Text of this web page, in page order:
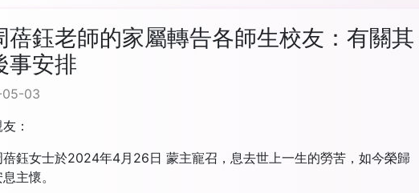
蓓鈺老師的家屬轉告各師生校友：有關其
事安排
03
：
蓓鈺女士於2024年4月26日 蒙主寵召，息去世上一生的勞苦，如今榮歸
主懷。